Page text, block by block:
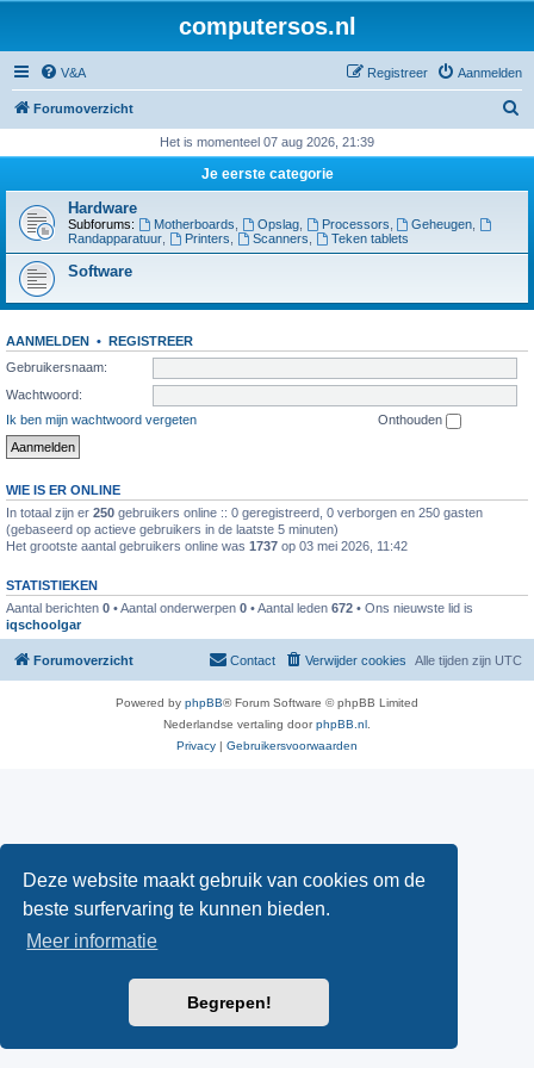
Deze website maakt gebruik van cookies om de
beste surfervaring te kunnen bieden.
Meer informatie
Begrepen!
computersos.nl
V&A Aanmelden
Registreer
Forumoverzicht
k
Het is momenteel 07 aug 2026, 21:39
Je eerste categorie
Hardware
Subforums: Motherboards Opslag, Processors Geheugen
Randapparatuur
Printers Scanners Teken tablets
Software
AANMELDEN • REGISTREER
Gebruikersnaam:
Wachtwoord:
Ik ben mijn wachtwoord vergeten
Onthouden
WIE IS ER ONLINE
In totaal zijn er 250 gebruikers online :: 0 geregistreerd, 0 verborgen en 250 gasten
(gebaseerd op actieve gebruikers in de laatste 5 minuten)
Het grootste aantal gebruikers online was 1737 op 03 mei 2026, 11:42
STATISTIEKEN
Aantal berichten 0 • Aantal onderwerpen 0 • Aantal leden 672 • Ons nieuwste lid is
iqschoolgar
Forumoverzicht Alle tijden zijn UTC
Verwijder cookies
Contact
Powered by phpBB® Forum Software © phpBB Limited
Nederlandse vertaling doorphpBB.nl
Privacy | Gebruikersvoorwaarden